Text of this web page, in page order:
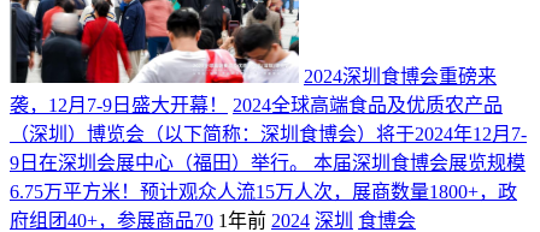
2024深圳食博会重磅来
袭，12月7-9日盛大开幕！
2024全球高端食品及优质农产品
（深圳）博览会（以下简称：深圳食博会）将于2024年12月7-
9日在深圳会展中心（福田）举行。 本届深圳食博会展览规模
6.75万平方米！预计观众人流15万人次，展商数量1800+，政
府组团40+，参展商品70 1年前 2024 深圳 食博会